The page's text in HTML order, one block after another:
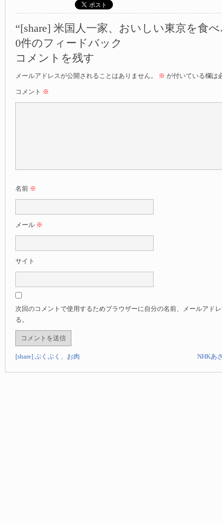
“[share] 米国人一家、おいしい東京を食
0件のフィードバック
コメントを残す
メールアドレスが公開されることはありません。 ※ が付いている欄は
コメント ※
名前 ※
メール ※
サイト
次回のコメントで使用するためブラウザーに自分の名前、メールアド
る。
[share] ぷくぷく、お肉 NHKあ